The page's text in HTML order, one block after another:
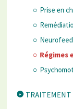
Prise en
Régimes
TRAITEMENT